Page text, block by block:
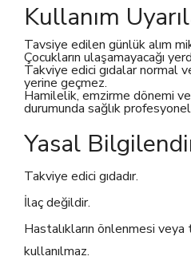
Kullanım
Tavsiye edilen günlük alım
Çocukların ulaşamayacağı
Takviye edici gıdalar normal
yerine geçmez.
Hamilelik, emzirme dönemi
durumunda sağlık
Yasal
Takviye edici gıdadır.
İlaç değildir.
Hastalıkların önlenmesi
kullanılmaz.